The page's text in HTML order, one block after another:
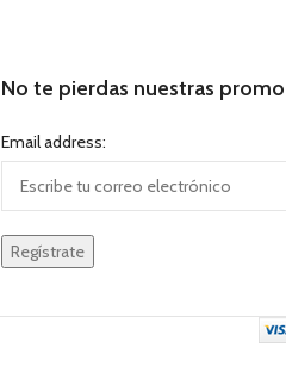
No te pierdas nuestras
Email address: